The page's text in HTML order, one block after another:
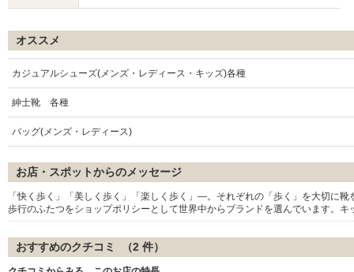
オススメ
カジュアルシューズ(メンズ・レディース・キッズ)各種
紳士靴 各種
バッグ(メンズ・レディース)
お店・スポットからのメッセージ
「快く歩く」「美しく歩く」「楽しく歩く」―。それぞれの「歩く」を大切に
歩行のふたつをショップポリシーとして世界中からブランドを選んでいます。
おすすめのクチコミ （2 件）